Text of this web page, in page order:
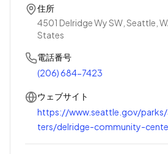
住所
4501 Delridge Wy SW, Seattle,
States
電話番号
(206) 684-7423
ウェブサイト
https://www.seattle.gov/
ters/delridge-community-